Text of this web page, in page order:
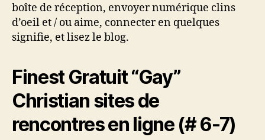
boîte de réception, envoyer numérique clins
d’oeil et / ou aime, connecter en quelques
signifie, et lisez le blog.
Finest Gratuit “Gay”
Christian sites de
rencontres en ligne (# 6-7)